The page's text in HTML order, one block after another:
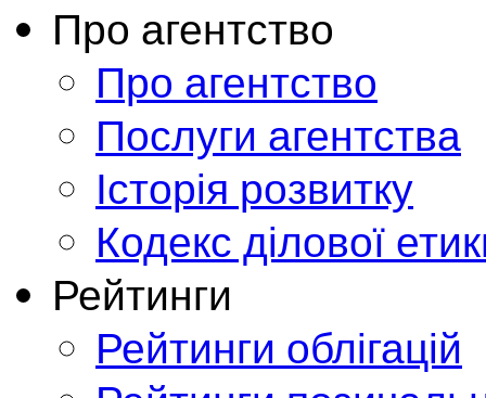
Про агентство
Про агентство
Послуги агентства
Історія розвитку
Кодекс ділової
Рейтинги
Рейтинги облігацій